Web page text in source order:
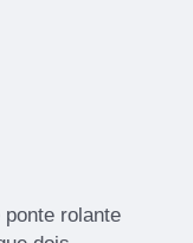
rolante